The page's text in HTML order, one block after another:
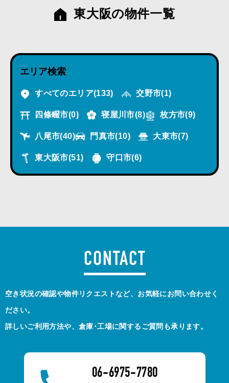
東大阪の物件一覧
エリア検索
すべてのエリア(133) 交野市(1)
四條畷市(0) 寝屋川市(8) 枚方市(9)
八尾市(40) 門真市(10) 大東市(7)
東大阪市(51) 守口市(6)
CONTACT
空き状況の確認や物件リクエストなど、お気軽にお問い合わせく
ださい。
詳しいご利用方法や、倉庫･工場に関するご質問も承ります。
06-6975-7780